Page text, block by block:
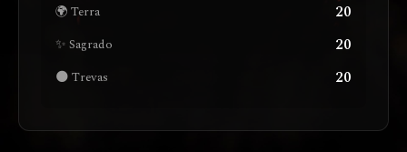
🌍 Terra 20
✨ Sagrado 20
🌑 Trevas 20